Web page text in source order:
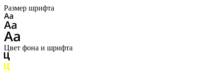
Размер шрифта
Цвет фона и шрифта